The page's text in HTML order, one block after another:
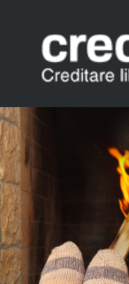
content